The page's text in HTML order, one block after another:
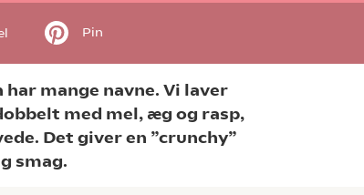
Pin
mange navne. Vi laver
med mel, æg og rasp,
Det giver en ”crunchy”
smag.